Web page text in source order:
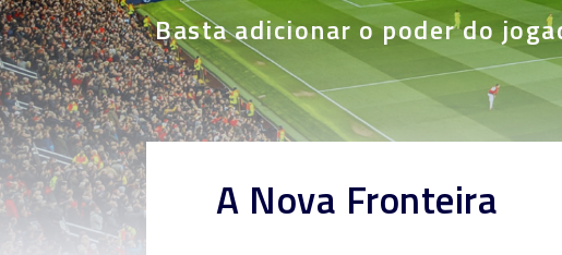
Basta adicionar o poder do
A Nova Fronteira